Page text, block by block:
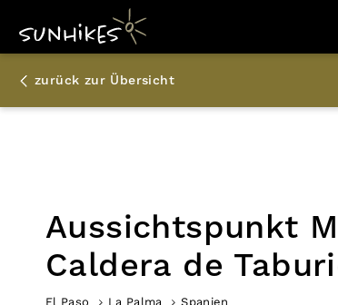
zurück zur Übersicht
Aussichtspunkt
Caldera de
El Paso La Palma Spanien